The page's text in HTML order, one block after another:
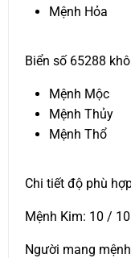
Mệnh Hỏa
Biển số 65288
Mệnh Mộc
Mệnh Thủy
Mệnh Thổ
Chi tiết độ phù
Mệnh Kim: 10 /
Người mang